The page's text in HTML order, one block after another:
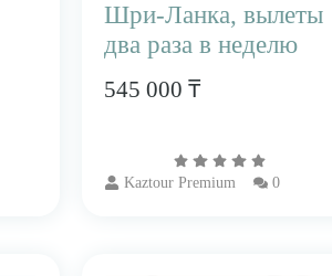
​Шри-Ланка, вылеты
два раза в неделю
545 000 ₸
Kaztour Premium 0